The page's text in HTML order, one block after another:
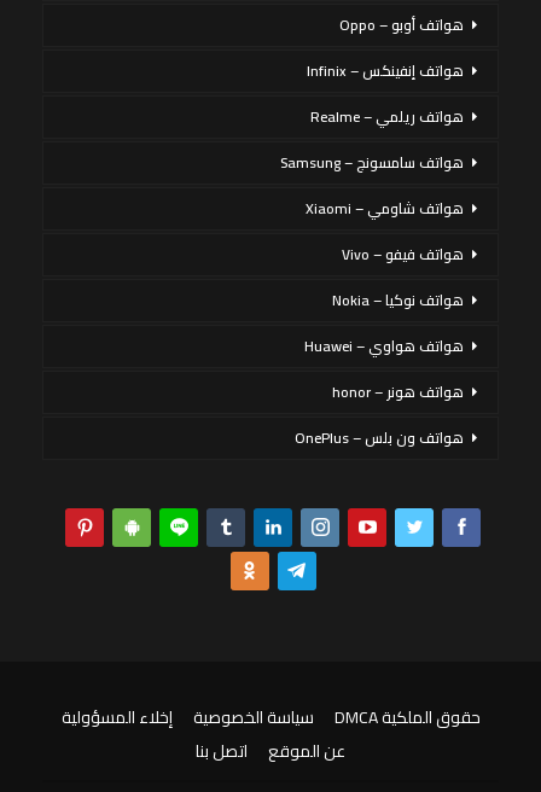
هواتف أوبو – Oppo
هواتف إنفينكس – Infinix
هواتف ريلمي – Realme
هواتف سامسونج – Samsung
هواتف شاومي – Xiaomi
هواتف فيفو – Vivo
هواتف نوكيا – Nokia
هواتف هواوي – Huawei
هواتف هونر – honor
هواتف ون بلس – OnePlus
حقوق الملكية DMCA سياسة الخصوصية
إخلاء المسؤولية
عن الموقع
اتصل بنا